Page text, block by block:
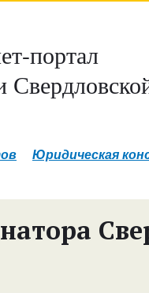
портал
Юридическая